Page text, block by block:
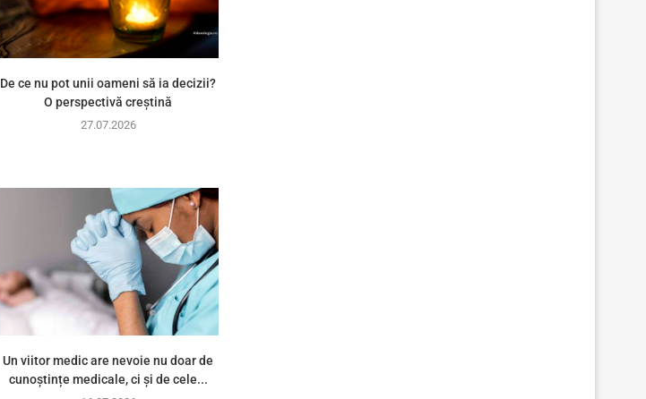
De ce nu pot unii oameni să ia decizii?
O perspectivă creștină
27.07.2026
Un viitor medic are nevoie nu doar de
cunoștințe medicale, ci și de cele...